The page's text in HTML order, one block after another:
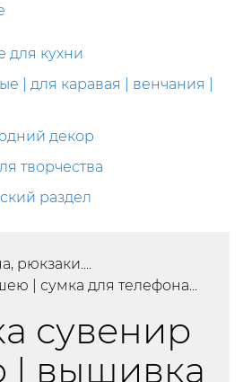
для кухни
| для каравая | венчания |
декор
творчества
раздел
рюкзаки....
| сумка для телефона...
сувенир
| вышивка